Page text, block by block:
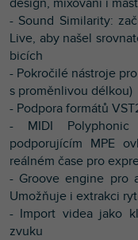
- Sound Similarity:
Live, aby našel
bicích
- Pokročilé nástroje
s proměnlivou délkou)
- Podpora formátů
- MIDI Polyphonic
podporujícím MPE
reálném čase pro
- Groove engine pro
Umožňuje i extrakci
- Import videa jako
zvuku